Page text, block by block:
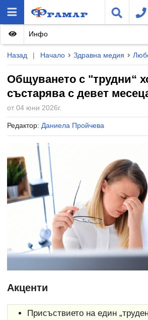
Назад | Начало Здравна медия
Общуването с "трудни“
състарява с девет
от 04 юни 2026г.
Редактор: Даниела Пройчева
Инфо
Акценти
Присъствието на един